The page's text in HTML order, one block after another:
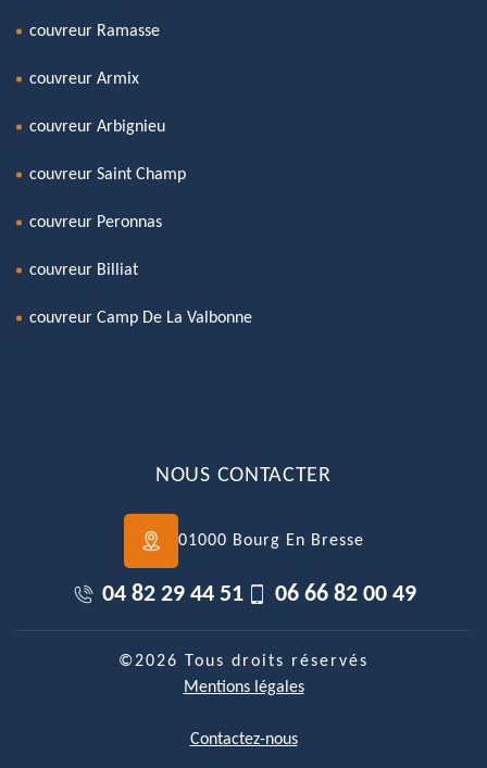
couvreur Ramasse
couvreur Armix
couvreur Arbignieu
couvreur Saint Champ
couvreur Peronnas
couvreur Billiat
couvreur Camp De La Valbonne
NOUS CONTACTER
01000 Bourg En Bresse
04 82 29 44 51 06 66 82 00 49
©2026 Tous droits réservés
Mentions légales
Contactez-nous